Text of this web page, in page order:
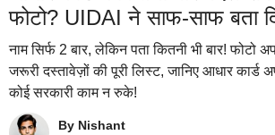
फोटो? UIDAI ने साफ-साफ बता
नाम सिर्फ 2 बार, लेकिन पता कितनी भी बार!
जरूरी दस्तावेज़ों की पूरी लिस्ट, जानिए आधार कार्ड
कोई सरकारी काम न रुके!
By Nishant